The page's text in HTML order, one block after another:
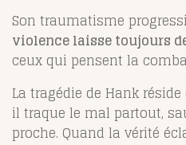
Son traumatisme
violence laisse toujours
ceux qui pensent la
La tragédie de Hank
il traque le mal partout,
proche. Quand la vérité